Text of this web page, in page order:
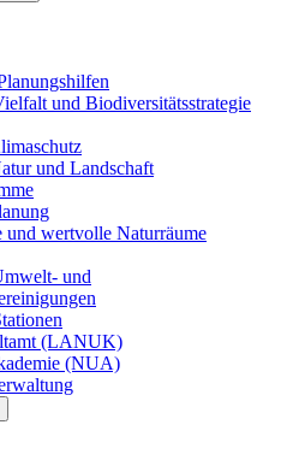
und Biodiversitätsstrategie
und Landschaft
und wertvolle Naturräume
und
(LANUK)
(NUA)